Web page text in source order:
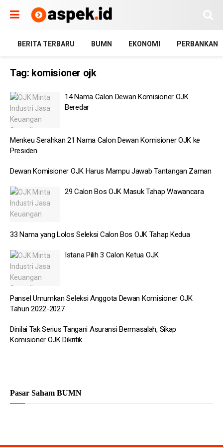
BERITA TERBARU BUMN EKONOMI PERBANKAN
Tag: komisioner ojk
14 Nama Calon Dewan Komisioner OJK
Beredar
Menkeu Serahkan 21 Nama Calon Dewan Komisioner OJK ke
Presiden
Dewan Komisioner OJK Harus Mampu Jawab Tantangan Zaman
29 Calon Bos OJK Masuk Tahap Wawancara
33 Nama yang Lolos Seleksi Calon Bos OJK Tahap Kedua
Istana Pilih 3 Calon Ketua OJK
Pansel Umumkan Seleksi Anggota Dewan Komisioner OJK
Tahun 2022-2027
Dinilai Tak Serius Tangani Asuransi Bermasalah, Sikap
Komisioner OJK Dikritik
Pasar Saham BUMN